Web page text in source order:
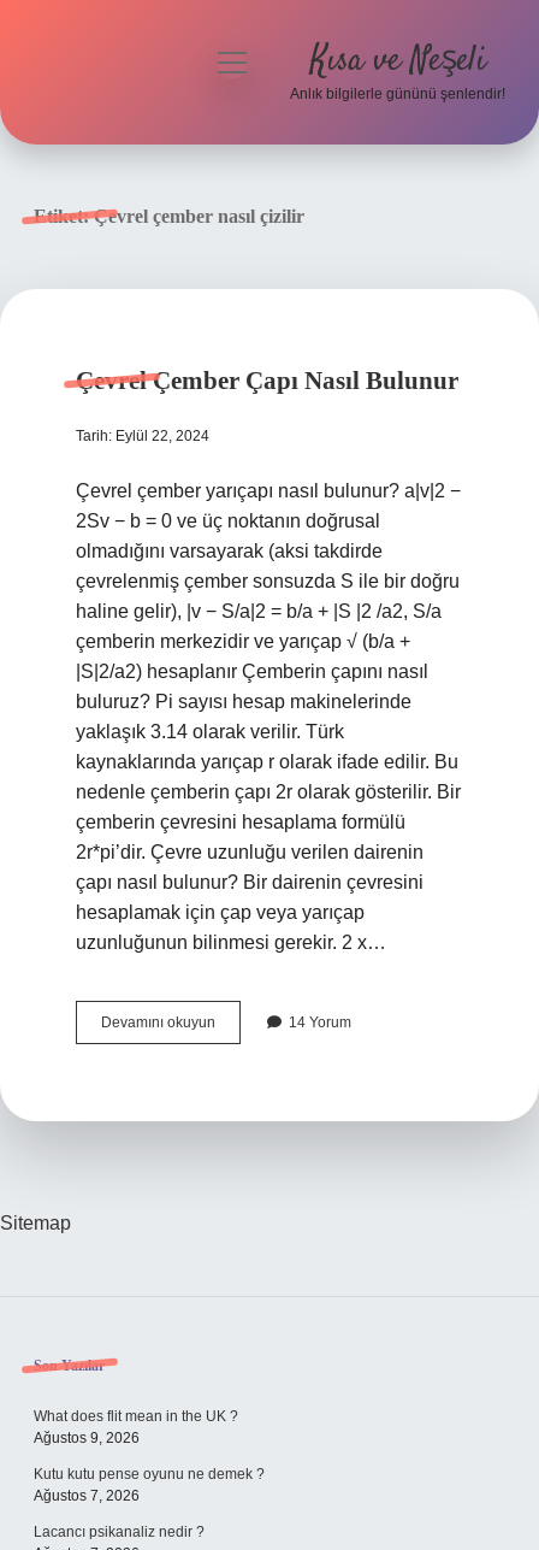
menüyü
Kısa ve Neşeli
Anlık bilgilerle gününü şenlendir!
Etiket:Çevrel çember nasıl çizilir
Çevrel Çember Çapı Nasıl Bulunur
Tarih: Eylül 22, 2024
Çevrel çember yarıçapı nasıl bulunur? a|v|2 −
2Sv − b = 0 ve üç noktanın doğrusal
olmadığını varsayarak (aksi takdirde
çevrelenmiş çember sonsuzda S ile bir doğru
haline gelir), |v − S/a|2 = b/a + |S |2 /a2, S/a
çemberin merkezidir ve yarıçap √ (b/a +
|S|2/a2) hesaplanır Çemberin çapını nasıl
buluruz? Pi sayısı hesap makinelerinde
yaklaşık 3.14 olarak verilir. Türk
kaynaklarında yarıçap r olarak ifade edilir. Bu
nedenle çemberin çapı 2r olarak gösterilir. Bir
çemberin çevresini hesaplama formülü
2r*pi’dir. Çevre uzunluğu verilen dairenin
çapı nasıl bulunur? Bir dairenin çevresini
hesaplamak için çap veya yarıçap
uzunluğunun bilinmesi gerekir. 2 x…
Devamını okuyun
Çember
14 Yorum
Sitemap
Sidebar
Son Yazılar
What does flit mean in the UK ?
Ağustos 9, 2026
Kutu kutu pense oyunu ne demek ?
Ağustos 7, 2026
Lacancı psikanaliz nedir ?